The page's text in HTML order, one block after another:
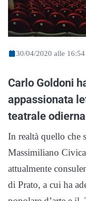
30/04/2020 alle 16:54
Carlo Goldoni
appassionata
teatrale odierna
In realtà quello che
Massimiliano
attualmente
di Prato, a cui ha